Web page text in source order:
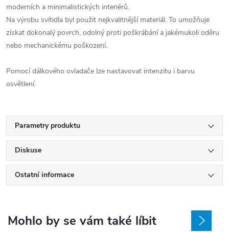
moderních a minimalistických interiérů.
Na výrobu svítidla byl použit nejkvalitnější materiál. To umožňuje
získat dokonalý povrch, odolný proti poškrábání a jakémukoli oděru
nebo mechanickému poškození.
Pomocí dálkového ovladače lze nastavovat intenzitu i barvu
osvětlení.
Parametry produktu
Diskuse
Ostatní informace
Mohlo by se vám také líbit